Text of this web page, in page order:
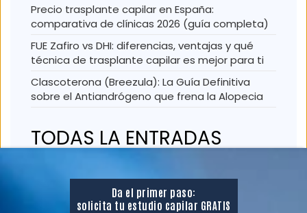
Precio trasplante capilar en España:
comparativa de clínicas 2026 (guía completa)
FUE Zafiro vs DHI: diferencias, ventajas y qué
técnica de trasplante capilar es mejor para ti
Clascoterona (Breezula): La Guía Definitiva
sobre el Antiandrógeno que frena la Alopecia
TODAS LA ENTRADAS
Blog Injertos CapilaresDa el primer paso:
solicita tu estudio capilar GRATIS